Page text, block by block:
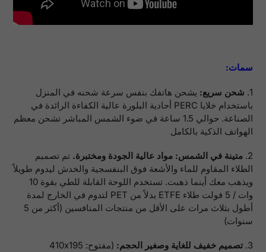
سمات:
1. شحن سريع: يشحن هاتفك بنفس سرعة شحنه في المنزل
باستخدام خلايا PERC أحادية البلورة عالية الكفاءة الرائدة في
الصناعة. حوالي 1.5 ساعة في ضوء الشمس المباشر تشحن معظم
الهواتف الذكية بالكامل
2. متينة في الشمس: مواد عالية الجودة ومختبرة. تم تصميم
الطلاء المقاوم للماء والأشعة فوق البنفسجية والخدش ليدوم طويلاً
ويذهب معك أينما ذهبت. تستخدم اللوحة القابلة للطي بقوة 10
وات / 5 فولت طلاء ETFE بدلاً من PET لتدوم في الخارج لمدة
أطول بثلاث مرات على الأقل من منتجات المنافسين (أكثر من 5
سنوات)
3. تصميم خفيف للغاية وصغير الحجم:
(مفتوح: 410x195